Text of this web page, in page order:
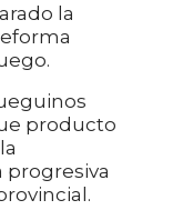
la
producto
progresiva